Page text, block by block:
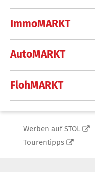
ImmoMARKT
AutoMARKT
FlohMARKT
Werben auf STOL
Tourentipps